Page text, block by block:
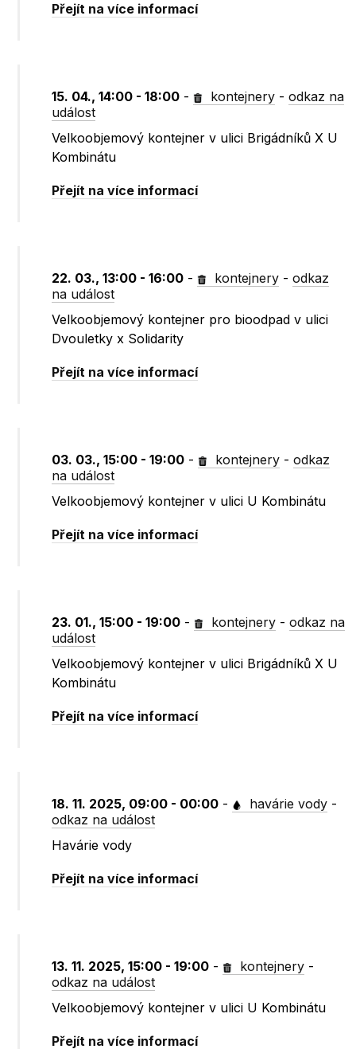
Přejít na více informací
15. 04., 14:00 - 18:00 - kontejnery -odkaz na
událost
Velkoobjemový kontejner v ulici Brigádníků X U
Kombinátu
Přejít na více informací
22. 03., 13:00 - 16:00 - kontejnery -odkaz
na událost
Velkoobjemový kontejner pro bioodpad v ulici
Dvouletky x Solidarity
Přejít na více informací
03. 03., 15:00 - 19:00 - kontejnery -odkaz
na událost
Velkoobjemový kontejner v ulici U Kombinátu
Přejít na více informací
23. 01., 15:00 - 19:00 - kontejnery -odkaz na
událost
Velkoobjemový kontejner v ulici Brigádníků X U
Kombinátu
Přejít na více informací
18. 11. 2025, 09:00 - 00:00 - havárie vody -
odkaz na událost
Havárie vody
Přejít na více informací
13. 11. 2025, 15:00 - 19:00 - kontejnery -
odkaz na událost
Velkoobjemový kontejner v ulici U Kombinátu
Přejít na více informací